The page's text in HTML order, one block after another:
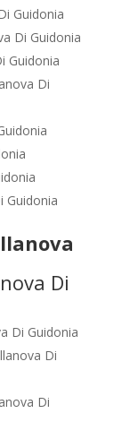
Guidonia
Di Guidonia
Guidonia
Di
Guidonia
Di Guidonia
Di
Di